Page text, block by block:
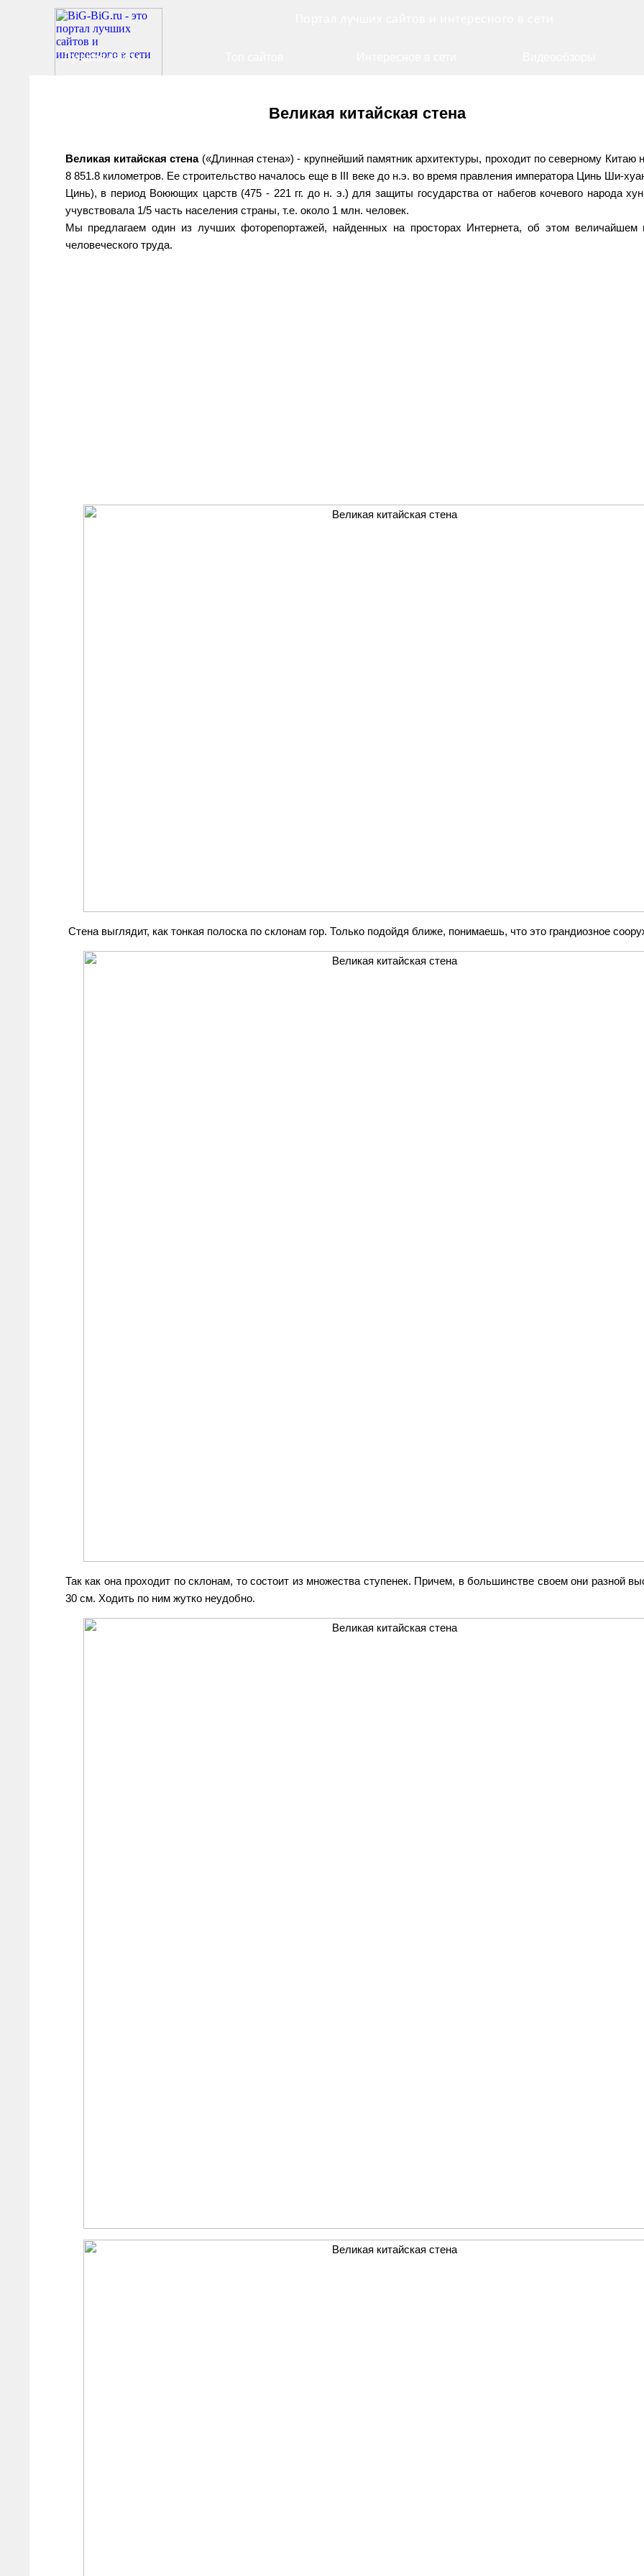
Лучшие сайты
Великая китайская стена
Великая китайская стена(«Длинная стена») - крупнейший памятник архитектуры, проходит по северному Китаю
8 851.8 километров. Ее строительство началось еще в III веке до н.э. во время правления императора Цинь Ши-
Цинь), в период Воюющих царств (475 - 221 гг. до н. э.) для защиты государства от набегов кочевого народа
учувствовала 1/5 часть населения страны, т.е. около 1 млн. человек.
Мы предлагаем один из лучших фоторепортажей, найденных на просторах Интернета, об этом величайшем
человеческого труда.
Стена выглядит, как тонкая полоска по склонам гор. Только подойдя ближе, понимаешь, что это грандиозное
Так как она проходит по склонам, то состоит из множества ступенек. Причем, в большинстве своем они разной
30 см. Ходить по ним жутко неудобно.